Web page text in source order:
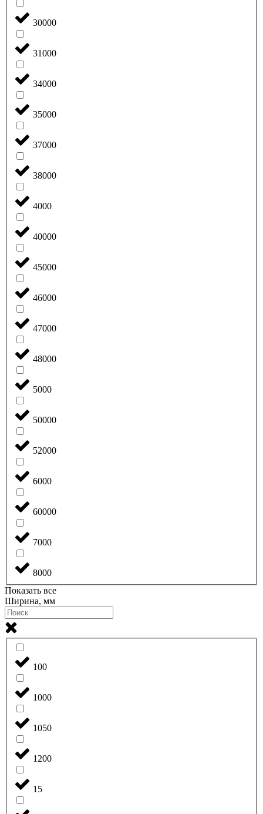
30000
31000
34000
35000
37000
38000
4000
40000
45000
46000
47000
48000
5000
50000
52000
6000
60000
7000
8000
Показать все
Ширина, мм
100
1000
1050
1200
15